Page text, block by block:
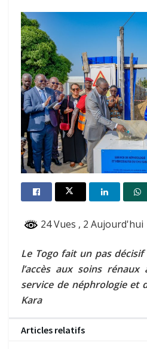
24 Vues , 2 Aujourd'hui
Le Togo fait un pas
l’accès aux soins rénaux
service de néphrologie et
Kara
Articles relatifs